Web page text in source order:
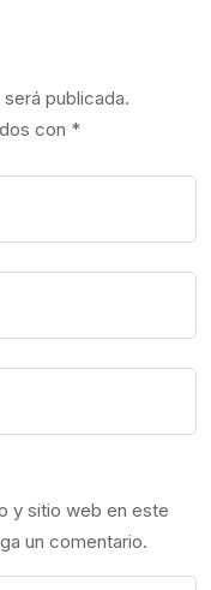
publicada.
con *
y sitio web en este
un comentario.